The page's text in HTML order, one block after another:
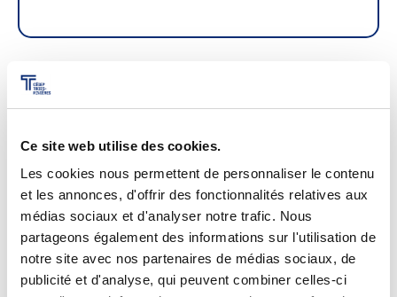
Ce site web utilise des cookies.
Les cookies nous permettent de personnaliser le contenu
et les annonces, d'offrir des fonctionnalités relatives aux
médias sociaux et d'analyser notre trafic. Nous
partageons également des informations sur l'utilisation de
notre site avec nos partenaires de médias sociaux, de
publicité et d'analyse, qui peuvent combiner celles-ci